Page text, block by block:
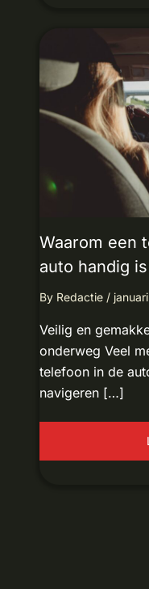
Waarom een
auto handig is
By Redactie /
Veilig en
onderweg Veel
telefoon in de
navigeren […]